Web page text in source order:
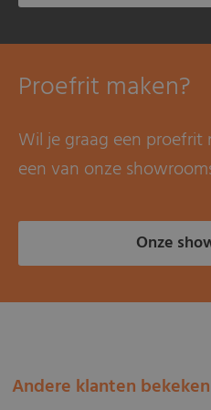
Proefrit maken?
Wil je graag een proefrit
een van onze
Onze
Andere klanten